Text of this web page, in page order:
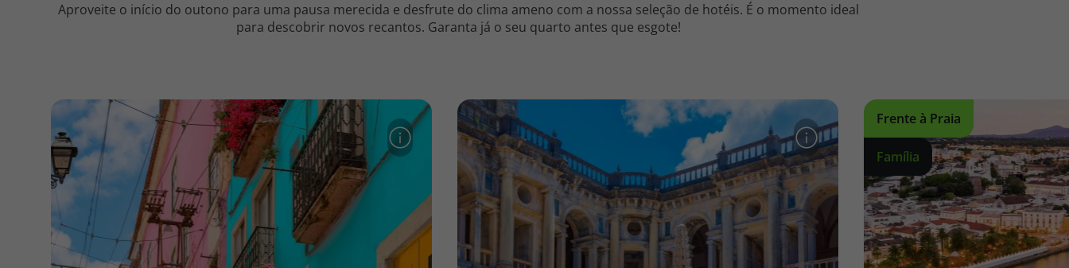
Aproveite o início do outono para uma pausa merecida e desfrute do clima ameno com a nossa seleção de hotéis. É o momento ideal
para descobrir novos recantos. Garanta já o seu quarto antes que esgote!
Frente à Praia
Família